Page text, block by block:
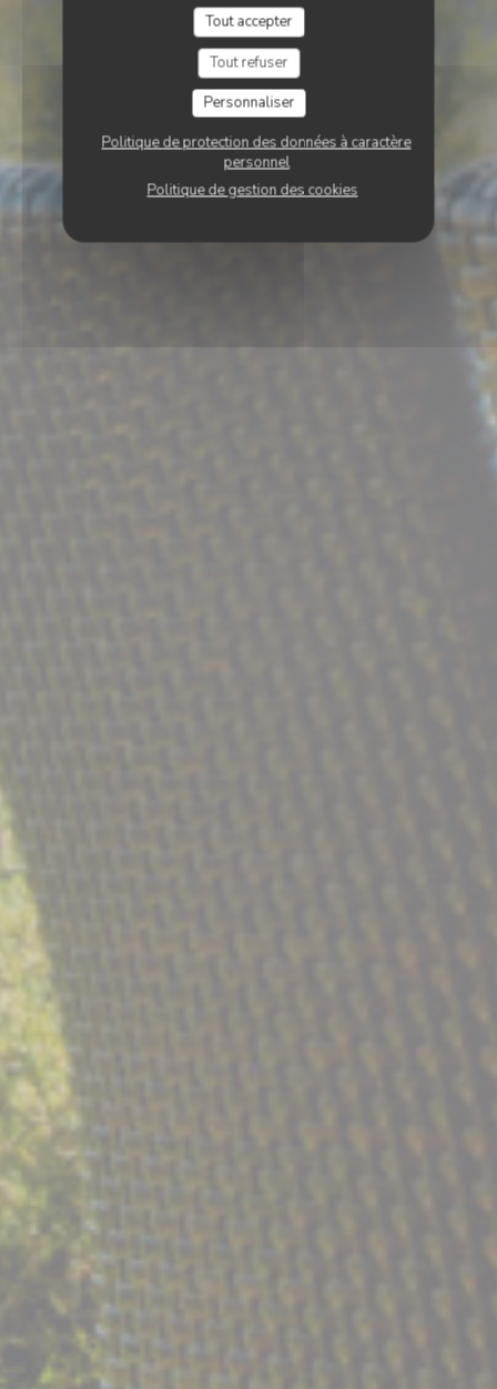
Tout accepter
Tout refuser
Personnaliser
Politique de protection des données à caractère
personnel
Politique de gestion des cookies